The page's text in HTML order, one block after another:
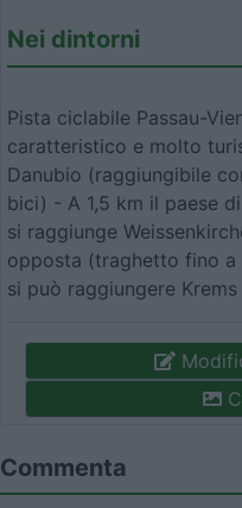
Nei dintorni
Pista ciclabile Passau-
caratteristico e molto
Danubio (raggiungibile
bici) - A 1,5 km il paese
si raggiunge
opposta (traghetto fino
si può raggiungere
Commenta